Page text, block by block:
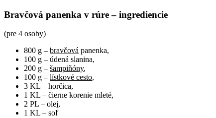
Bravčová panenka v rúre – ingrediencie
(pre 4 osoby)
800 g – bravčová panenka,
100 g – údená slanina,
200 g – šampiňóny,
100 g – lístkové cesto,
3 KL – horčica,
1 KL – čierne korenie mleté,
2 PL – olej,
1 KL – soľ